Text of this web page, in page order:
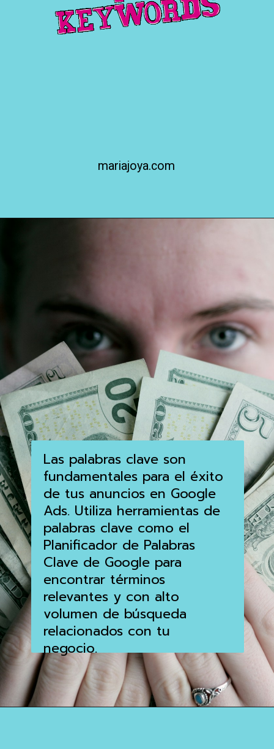
mariajoya.com
Las palabras clave son
fundamentales para el éxito
de tus anuncios en Google
Ads. Utiliza herramientas de
palabras clave como el
Planificador de Palabras
Clave de Google para
encontrar términos
relevantes y con alto
volumen de búsqueda
relacionados con tu
negocio.